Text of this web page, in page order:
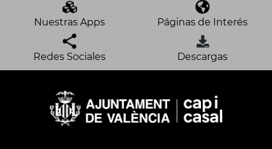
Nuestras Apps Páginas de Interés
Redes Sociales Descargas